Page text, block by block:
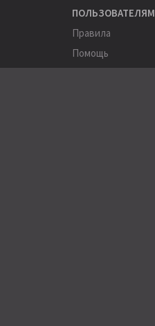
ПОЛЬЗОВАТЕЛЯМ
Правила
Помощь